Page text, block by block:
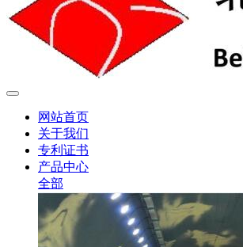
网站首页
关于我们
专利证书
产品中心
全部